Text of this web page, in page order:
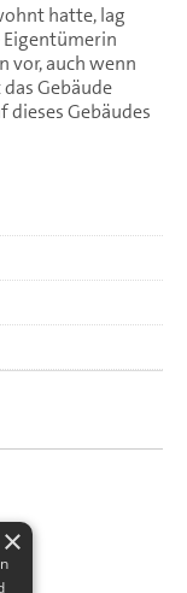
hatte, lag
vor, auch wenn
Gebäude
Gebäudes
×